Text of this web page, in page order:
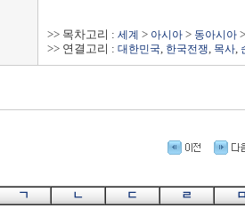
>> 목차고리 : 세계 > 아시아 > 동아시아 >
>> 연결고리 : 대한민국, 한국전쟁, 목사,
ㄱ ㄴ ㄷ ㄹ ㅁ